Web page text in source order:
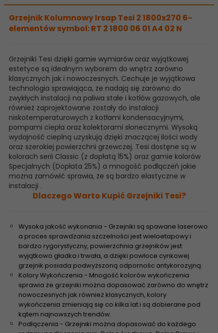
Grzejnik Kolumnowy Irsap Tesi 2 1800x270 6-
elementów symbol: RT 2 1800 06 01 A4 02 N
Grzejniki Tesi dzięki gamie wymiarów oraz wyjątkowej
estetyce są idealnym wyborem do wnętrz zarówno
klasycznych jak i nowoczesnych. Cechuje je wyjątkowa
technologia sprawiająca, że nadają się zarówno do
zwykłych instalacji na paliwa stałe i kotłów gazowych, ale
również zaprojektowane zostały do instalacji
niskotemperaturowych z kotłami kondensacyjnymi,
pompami ciepła oraz kolektorami słonecznymi. Wysoką
wydajność cieplną uzyskują dzięki znaczącej ilości wody
oraz szerokiej powierzchni grzewczej. Tesi dostęne są w
kolorach serii Classic (z dopłatą 15%) oraz gamie kolorów
Specjalnych (Dopłata 25%) a mnogość podłączeń jakie
można zamówić sprawia, że są bardzo elastyczne w
instalacji .
Dlaczego Warto Kupić Grzejniki Tesi?
Wysoka jakość wykonania - Grzejniki są spawane laserowo
a proces sprawdzania szczelności jest wieloetapowy i
bardzo rygorystyczny, powierzchnia grzejników jest
wyjątkowo gładka i trwała, a dzięki powłoce cynkowej
grzejnik posiada podwyższoną odpornośc antykorozyjną.
Kolory Wykończenia - Mnogość kolorów wykończenia
sprawia że grzejniki można dopasować zarówno do wnętrz
nowoczesnych jak również klasycznych, kolory
wykończenia zmieniają się co kilka lat i są dobierane pod
kątem najnowszych trendów.
Podłączenia - Grzejniki można dopasować do każdego